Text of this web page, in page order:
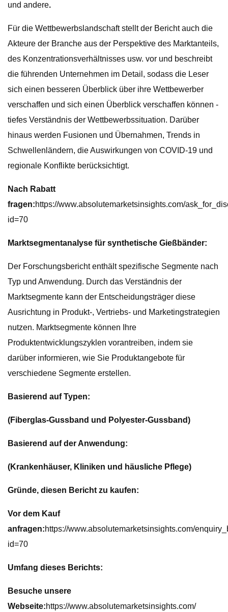
und andere.
Für die Wettbewerbslandschaft stellt der Bericht auch die
Akteure der Branche aus der Perspektive des Marktanteils,
des Konzentrationsverhältnisses usw. vor und beschreibt
die führenden Unternehmen im Detail, sodass die Leser
sich einen besseren Überblick über ihre Wettbewerber
verschaffen und sich einen Überblick verschaffen können -
tiefes Verständnis der Wettbewerbssituation. Darüber
hinaus werden Fusionen und Übernahmen, Trends in
Schwellenländern, die Auswirkungen von COVID-19 und
regionale Konflikte berücksichtigt.
Nach Rabatt
fragen:https://www.absolutemarketsinsights.com/
id=70
Marktsegmentanalyse für synthetische Gießbänder:
Der Forschungsbericht enthält spezifische Segmente nach
Typ und Anwendung. Durch das Verständnis der
Marktsegmente kann der Entscheidungsträger diese
Ausrichtung in Produkt-, Vertriebs- und Marketingstrategien
nutzen. Marktsegmente können Ihre
Produktentwicklungszyklen vorantreiben, indem sie
darüber informieren, wie Sie Produktangebote für
verschiedene Segmente erstellen.
Basierend auf Typen:
(Fiberglas-Gussband und Polyester-Gussband)
Basierend auf der Anwendung:
(Krankenhäuser, Kliniken und häusliche Pflege)
Gründe, diesen Bericht zu kaufen:
Vor dem Kauf
anfragen:https://www.absolutemarketsinsights.com/
id=70
Umfang dieses Berichts:
Besuche unsere
Webseite:https://www.absolutemarketsinsights.com/